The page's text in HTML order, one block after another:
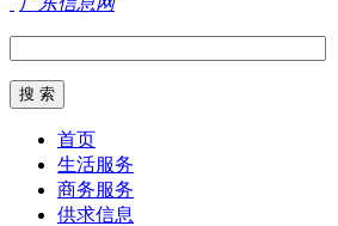
首页
生活服务
商务服务
供求信息